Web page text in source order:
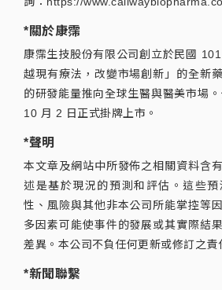
*關於康霈
康霈生技股份有限公司創立於民國
越現有療法，改變市場創新」的全新
的研發能量推向全球生醫與醫美市場
10 月 2 日正式掛牌上市。
*聲明
本文章及網站中所發佈之相關資料含
述是基於現況的預測和評估。這些
性、風險與其他非本公司所能掌控等
多因素可能使事件的發展或其實際結
差異。本公司不負任何更新或修訂之責
*新聞聯繫